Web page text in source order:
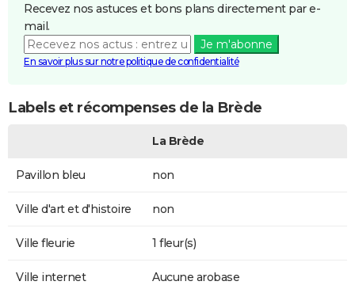
Recevez nos astuces et bons plans directement par e-
mail.
Je m'abonne
En savoir plus sur notre politique de confidentialité
Labels et récompenses de la Brède
La Brède
Pavillon bleu non
Ville d'art et d'histoire non
Ville fleurie 1 fleur(s)
Ville internet Aucune arobase